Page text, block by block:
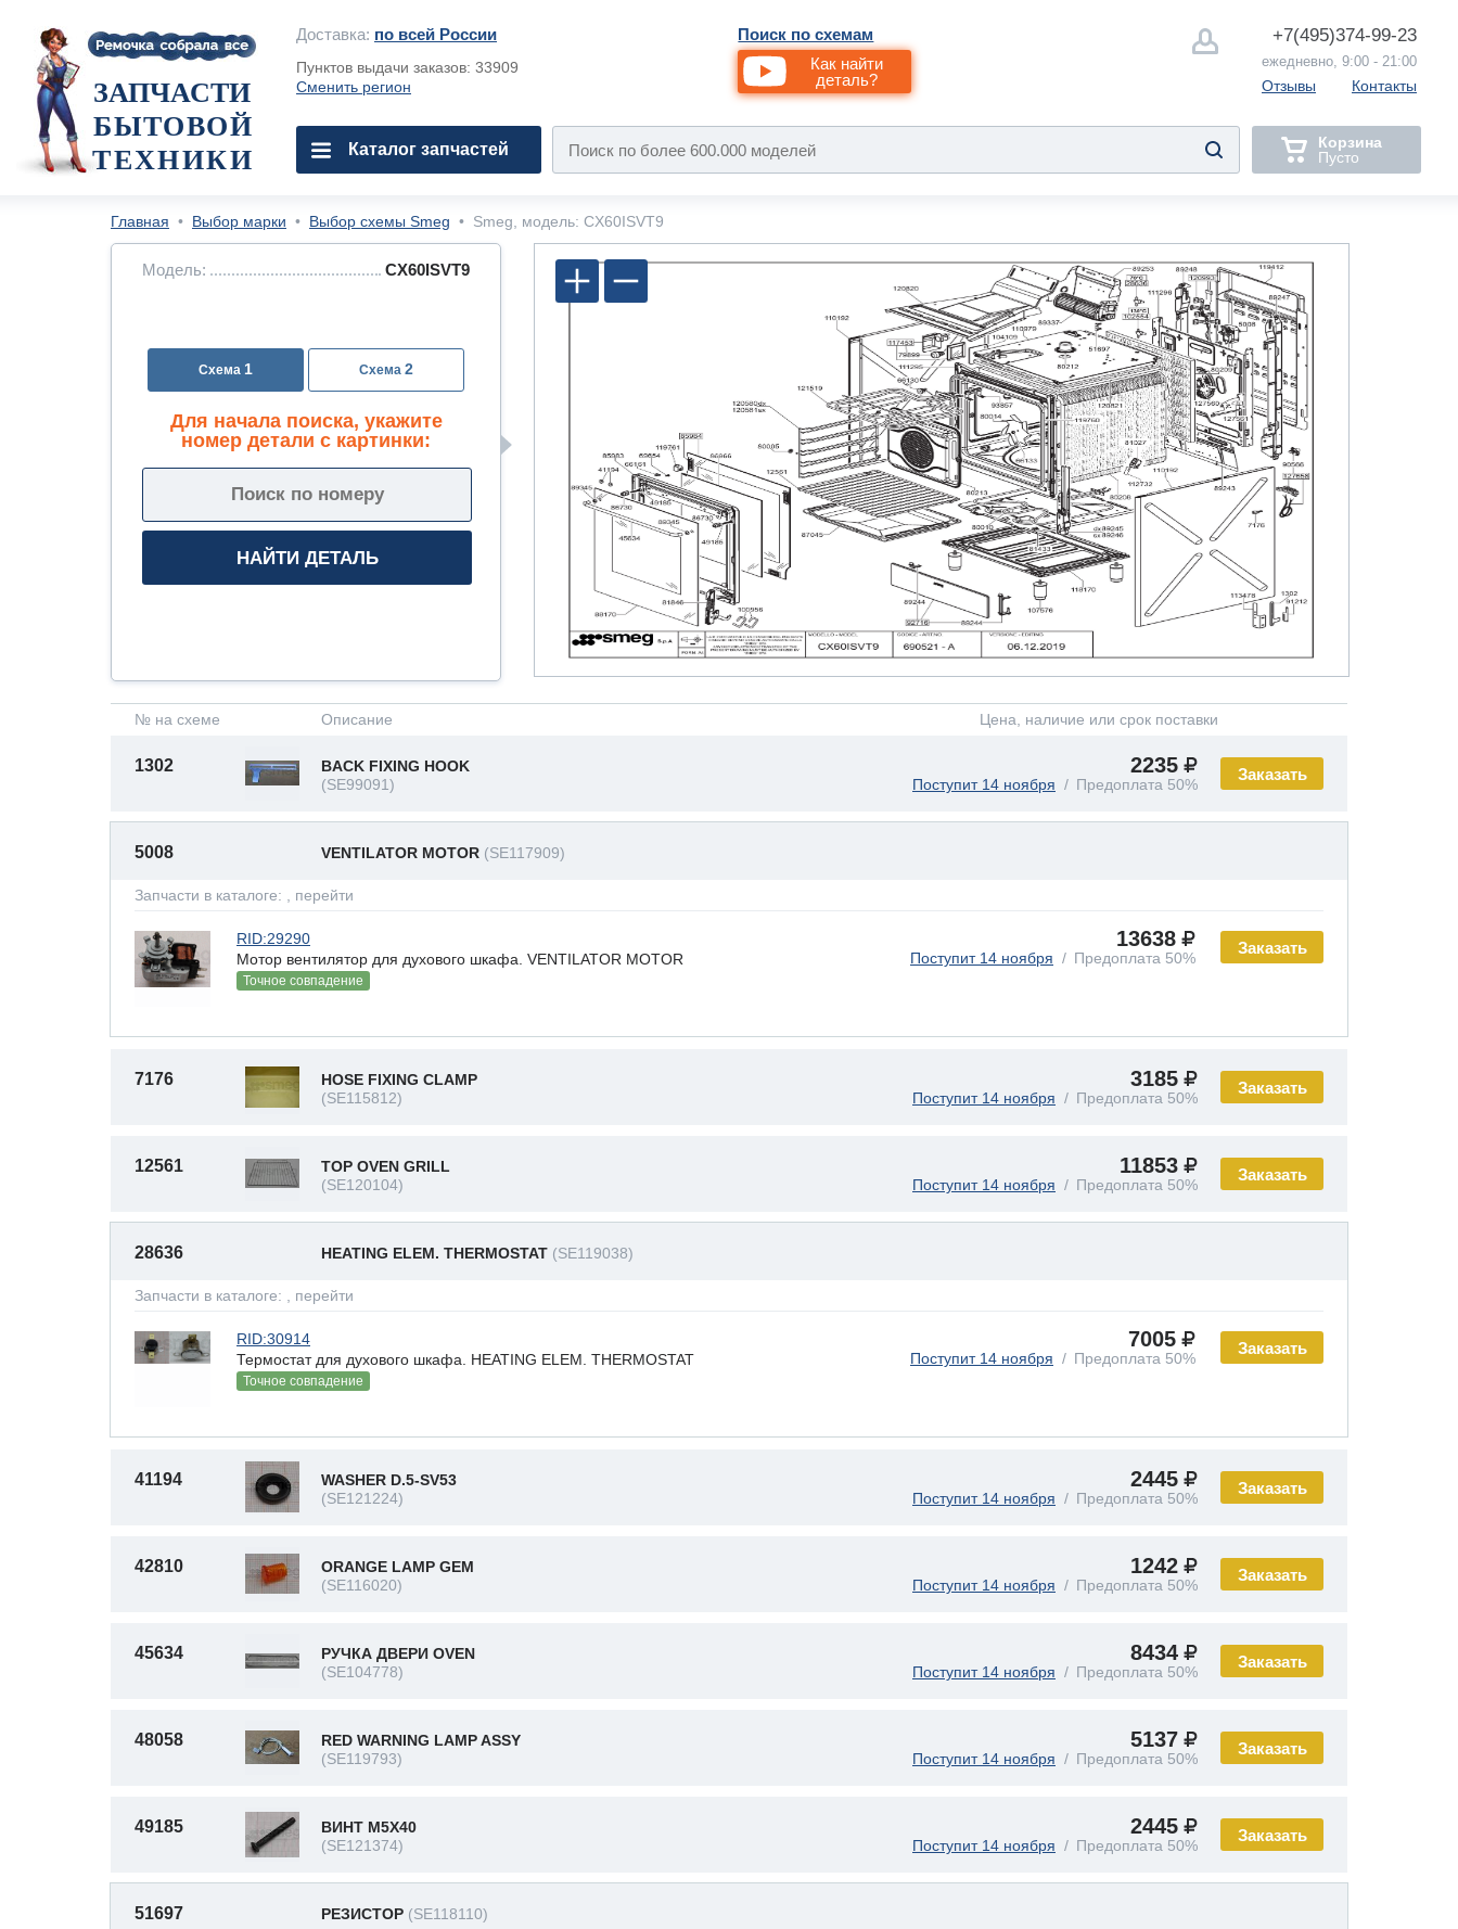
Доставка: по всей России
Пунктов выдачи заказов: 33909
Сменить регион
Поиск по схемам
Как найти
деталь?
+7(495)374-99-23
ежедневно, 9:00 - 21:00
Отзывы Контакты
ЗАПЧАСТИ
БЫТОВОЙ
ТЕХНИКИ
Каталог запчастей
Корзина
Пусто
Главная • Выбор марки • Выбор схемы Smeg • Smeg, модель: CX60ISVT9
Модель: CX60ISVT9
1 2
Для начала поиска, укажите
номер детали с картинки:
№ на схеме Описание Цена, наличие или срок поставки
Заказать
1302
BACK FIXING HOOK
(SE99091)
2235
Поступит 14 ноября Предоплата 50%
5008 VENTILATOR MOTOR (SE117909)
Запчасти в каталоге: , перейти
Заказать
RID:29290
Мотор вентилятор для духового шкафа. VENTILATOR MOTOR
Точное совпадение
13638
Поступит 14 ноября Предоплата 50%
Заказать
7176
HOSE FIXING CLAMP
(SE115812)
3185
Поступит 14 ноября Предоплата 50%
Заказать
12561
TOP OVEN GRILL
(SE120104)
11853
Поступит 14 ноября Предоплата 50%
28636 HEATING ELEM. THERMOSTAT (SE119038)
Запчасти в каталоге: , перейти
Заказать
RID:30914
Термостат для духового шкафа. HEATING ELEM. THERMOSTAT
Точное совпадение
7005
Поступит 14 ноября Предоплата 50%
Заказать
41194
WASHER D.5-SV53
(SE121224)
2445
Поступит 14 ноября Предоплата 50%
Заказать
42810
ORANGE LAMP GEM
(SE116020)
1242
Поступит 14 ноября Предоплата 50%
Заказать
45634
РУЧКА ДВЕРИ OVEN
(SE104778)
8434
Поступит 14 ноября Предоплата 50%
Заказать
48058
RED WARNING LAMP ASSY
(SE119793)
5137
Поступит 14 ноября Предоплата 50%
Заказать
49185
ВИНТ M5X40
(SE121374)
2445
Поступит 14 ноября Предоплата 50%
51697 РЕЗИСТОР (SE118110)